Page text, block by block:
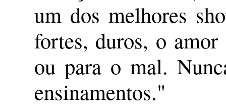
um dos melhores
fortes, duros, o
ou para o mal.
ensinamentos."